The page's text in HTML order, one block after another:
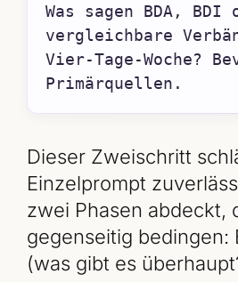
Was sagen BDA, BDI
vergleichbare
Vier-Tage-Woche?
Primärquellen.
Dieser Zweischritt
Einzelprompt
zwei Phasen abdeckt,
gegenseitig bedingen:
(was gibt es